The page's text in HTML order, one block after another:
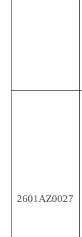
2601AZ0027